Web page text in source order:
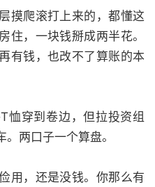
摸爬滚打上来的，都懂这
住，一块钱掰成两半花。
有钱，也改不了算账的本
恤穿到卷边，但拉投资组
两口子一个算盘。
用，还是没钱。你那么有